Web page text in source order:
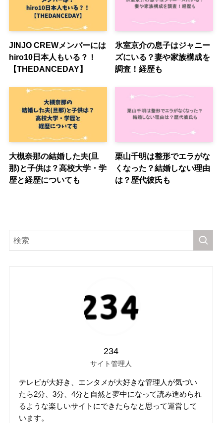
JINJO CREWメンバーには
hiro10日本人もいる？！
【THEDANCEDAY】
氷室京介の息子はジャニー
ズにいる？妻や家族構成を
調査！経歴も
大槻奈那の結婚した夫(旦
那)と子供は？高校大学・学
歴と経歴についても
栗山千明は整形でエラがな
くなった？結婚しない理由
は？歴代彼氏も
234
サイト管理人
テレビが大好き、エンタメが大好きな管理人が気づい
たら2分、3分、4分と自然と夢中になって読み進められ
るような楽しいサイトにできたらなと思って運営して
います。